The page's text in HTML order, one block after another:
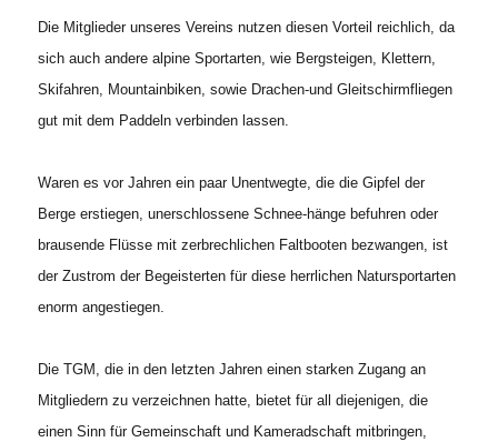
Die Mitglieder unseres Vereins nutzen diesen Vorteil reichlich, da
sich auch andere alpine Sportarten, wie Bergsteigen, Klettern,
Skifahren, Mountainbiken, sowie Drachen-und Gleitschirmfliegen
gut mit dem Paddeln verbinden lassen.
Waren es vor Jahren ein paar Unentwegte, die die Gipfel der
Berge erstiegen, unerschlossene Schnee-hänge befuhren oder
brausende Flüsse mit zerbrechlichen Faltbooten bezwangen, ist
der Zustrom der Begeisterten für diese herrlichen Natursportarten
enorm angestiegen.
Die TGM, die in den letzten Jahren einen starken Zugang an
Mitgliedern zu verzeichnen hatte, bietet für all diejenigen, die
einen Sinn für Gemeinschaft und Kameradschaft mitbringen,